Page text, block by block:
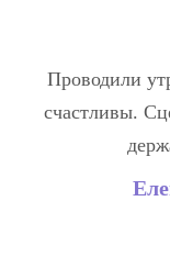
Проводили
счастливы.